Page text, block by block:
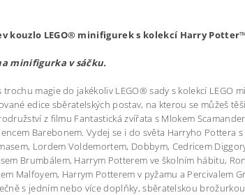
kouzlo LEGO® minifigurek s kolekcí Harry
minifigurka v sáčku.
trochu magie do jakékoliv LEGO® sady s kolekcí LEGO
edice sběratelských postav, na kterou se můžeš
z filmu Fantastická zvířata s Mlokem
Barebonem. Vydej se i do světa Harryho
Lordem Voldemortem, Dobbym, Cedricem
Brumbálem, Harrym Potterem ve školním hábitu,
Malfoyem, Harrym Potterem v pyžamu a Percivalem
s jedním nebo více doplňky, sběratelskou